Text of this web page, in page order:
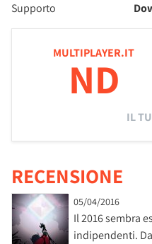
Supporto
MULTIPLAYER.IT
ND
IL
RECENSIONE
05/04/2016
Il 2016 sembra
indipendenti.